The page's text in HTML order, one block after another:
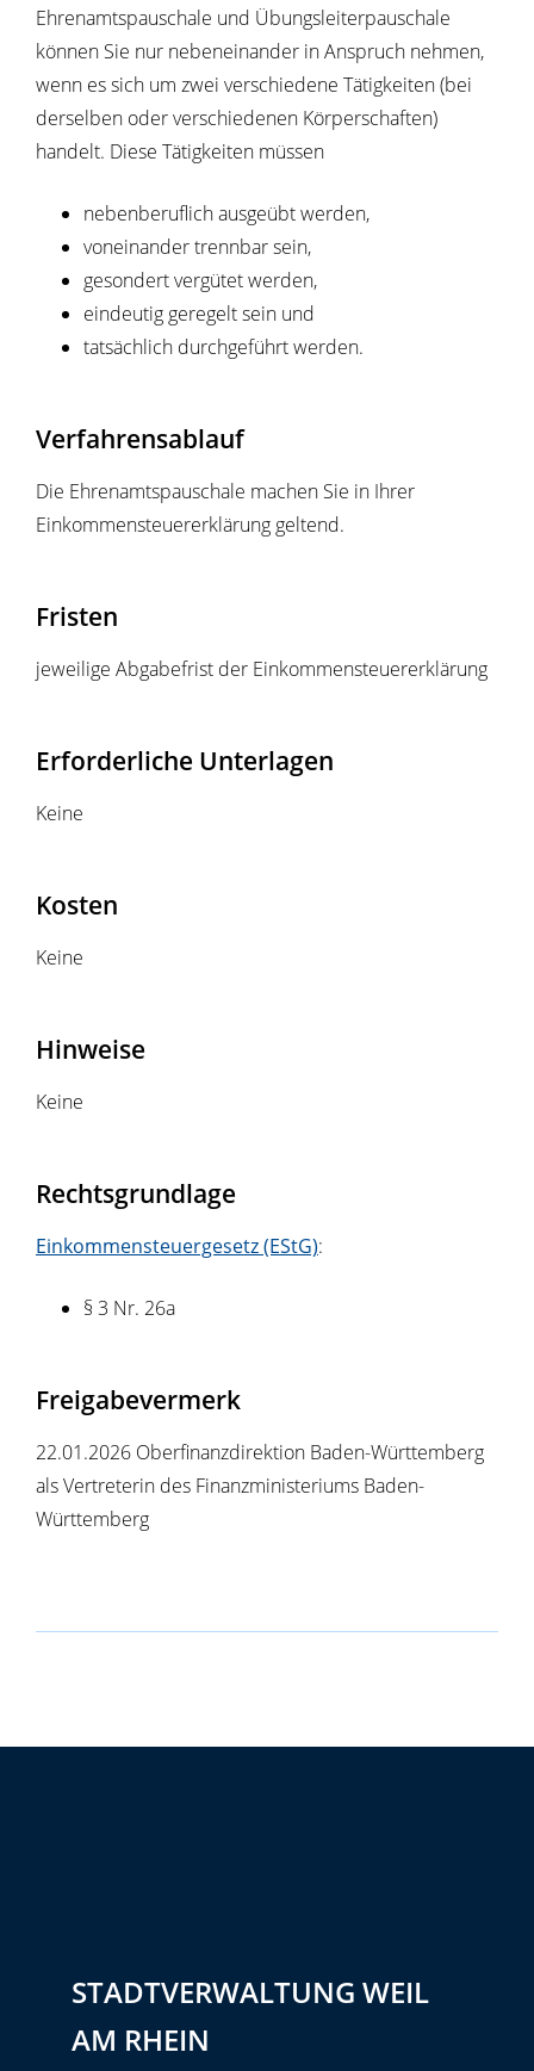
Ehrenamtspauschale und Übungsleiterpauschale
können Sie nur nebeneinander in Anspruch nehmen,
wenn es sich um zwei verschiedene Tätigkeiten (bei
derselben oder verschiedenen Körperschaften)
handelt. Diese Tätigkeiten müssen
nebenberuflich ausgeübt werden,
voneinander trennbar sein,
gesondert vergütet werden,
eindeutig geregelt sein und
tatsächlich durchgeführt werden.
Verfahrensablauf
Die Ehrenamtspauschale machen Sie in Ihrer
Einkommensteuererklärung geltend.
Fristen
jeweilige Abgabefrist der Einkommensteuererklärung
Erforderliche Unterlagen
Keine
Kosten
Keine
Hinweise
Keine
Rechtsgrundlage
Einkommensteuergesetz (EStG):
§ 3 Nr. 26a
Freigabevermerk
22.01.2026 Oberfinanzdirektion Baden-Württemberg
als Vertreterin des Finanzministeriums Baden-
Württemberg
STADTVERWALTUNG WEIL
AM RHEIN